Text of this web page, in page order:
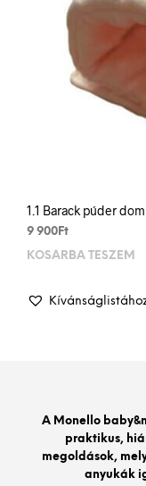
1.1 Barack púder
9 900 Ft
KOSÁRBA TESZEM
A Monello
praktikus,
megoldások,
anyukák